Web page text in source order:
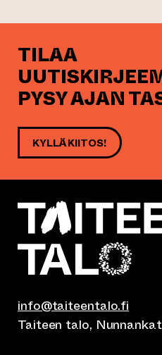
TILAA
PYSY AJAN
KYLLÄ KIITOS!
info@taiteentalo.fi
Taiteen talo,